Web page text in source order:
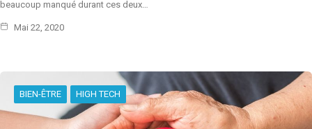
beaucoup manqué durant ces deux…
Mai 22, 2020
BIEN-ÊTRE HIGH TECH